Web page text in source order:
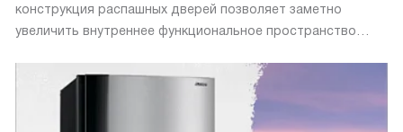
конструкция распашных дверей позволяет заметно
увеличить внутреннее функциональное пространство